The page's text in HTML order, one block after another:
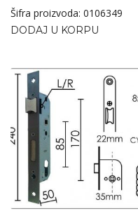
Šifra proizvoda: 0106349
DODAJ U KORPU